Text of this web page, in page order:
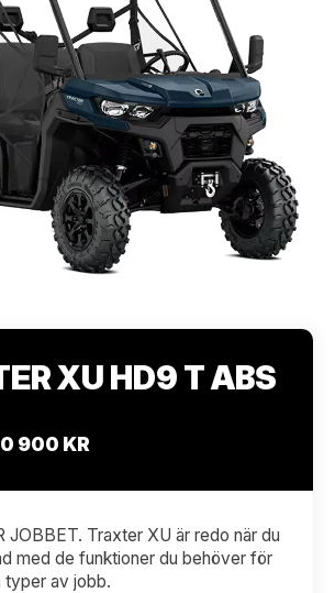
XU HD9 T ABS
900 KR
JOBBET. Traxter XU är redo när du
med de funktioner du behöver för
typer av jobb.